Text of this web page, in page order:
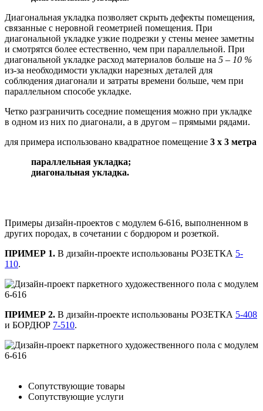
Диагональная укладка позволяет скрыть дефекты помещения,
связанные с неровной геометрией помещения. При
диагональной укладке узкие подрезки у стены менее заметны
и смотрятся более естественно, чем при параллельной. При
диагональной укладке расход материалов больше на 5 – 10 %
из-за необходимости укладки нарезных деталей для
соблюдения диагонали и затраты времени больше, чем при
параллельном способе укладке.
Четко разграничить соседние помещения можно при укладке
в одном из них по диагонали, а в другом – прямыми рядами.
для примера использовано квадратное помещение 3 х 3 метра
параллельная укладка;
диагональная укладка.
Примеры дизайн-проектов с модулем 6-616, выполненном в
других породах, в сочетании с бордюром и розеткой.
ПРИМЕР 1. В дизайн-проекте использованы РОЗЕТКА 5-
110.
ПРИМЕР 2. В дизайн-проекте использованы РОЗЕТКА 5-408
и БОРДЮР 7-510.
Сопутствующие товары
Сопутствующие услуги